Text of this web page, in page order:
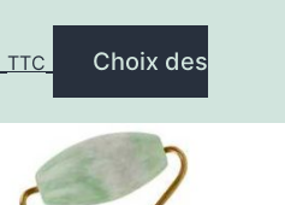
Le
actuel
est :
TTC
Choix des